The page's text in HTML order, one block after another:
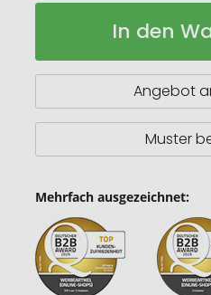
ROMINOX®
//
21
(Motorrad)
Auf
In den
Angebot
Muster
Mehrfach ausgezeichnet: